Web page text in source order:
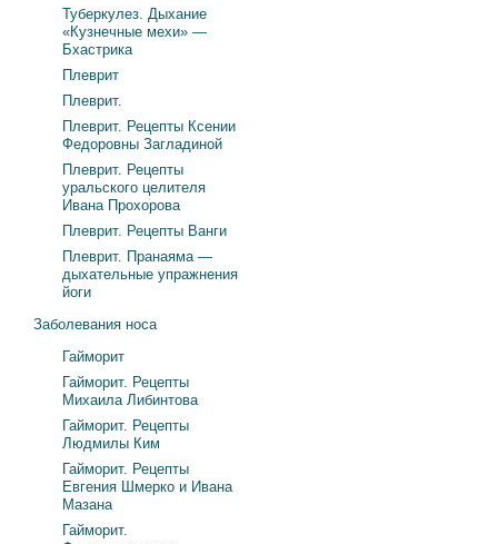
Туберкулез. Дыхание
«Кузнечные мехи» —
Бхастрика
Плеврит
Плеврит.
Плеврит. Рецепты Ксении
Федоровны Загладиной
Плеврит. Рецепты
уральского целителя
Ивана Прохорова
Плеврит. Рецепты Ванги
Плеврит. Пранаяма —
дыхательные упражнения
йоги
Заболевания носа
Гайморит
Гайморит. Рецепты
Михаила Либинтова
Гайморит. Рецепты
Людмилы Ким
Гайморит. Рецепты
Евгения Шмерко и Ивана
Мазана
Гайморит.